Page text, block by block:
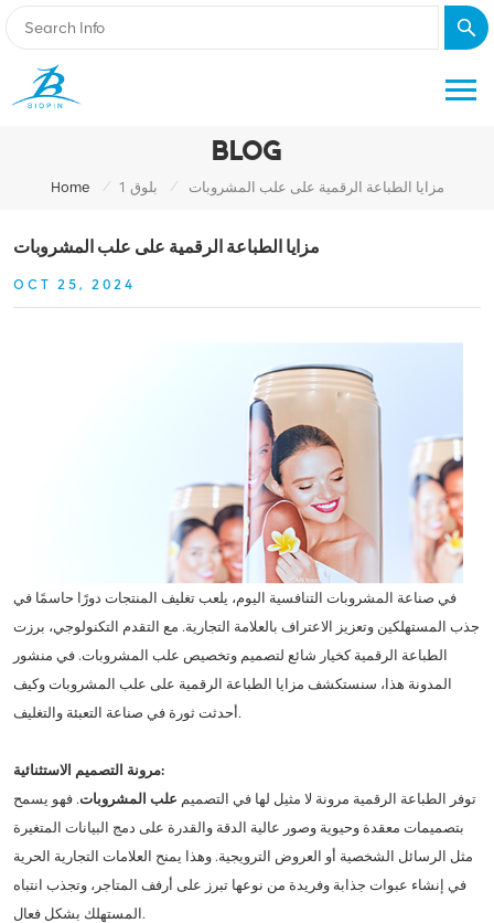
BLOG
Home / بلوق 1 / مزايا الطباعة الرقمية على علب المشروبات
مزايا الطباعة الرقمية على علب المشروبات
OCT 25, 2024
في صناعة المشروبات التنافسية اليوم، يلعب تغليف المنتجات دورًا حاسمًا في
جذب المستهلكين وتعزيز الاعتراف بالعلامة التجارية. مع التقدم التكنولوجي، برزت
الطباعة الرقمية كخيار شائع لتصميم وتخصيص علب المشروبات. في منشور
المدونة هذا، سنستكشف مزايا الطباعة الرقمية على علب المشروبات وكيف
أحدثت ثورة في صناعة التعبئة والتغليف.
مرونة التصميم الاستثنائية:
توفر الطباعة الرقمية مرونة لا مثيل لها في التصميم علب المشروبات. فهو يسمح
بتصميمات معقدة وحيوية وصور عالية الدقة والقدرة على دمج البيانات المتغيرة
مثل الرسائل الشخصية أو العروض الترويجية. وهذا يمنح العلامات التجارية الحرية
في إنشاء عبوات جذابة وفريدة من نوعها تبرز على أرفف المتاجر، وتجذب انتباه
المستهلك بشكل فعال.